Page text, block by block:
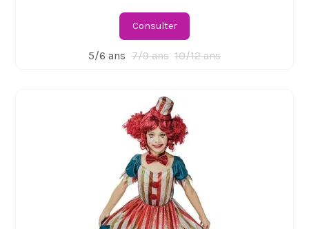
Consulter
5/6 ans 7/9 ans 10/12 ans